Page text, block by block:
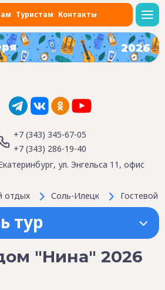
Туристам Контакты
2026
+7 (343) 345-67-05
+7 (343) 286-19-40
ул. Энгельса 11, офис
отдых Соль-Илецк Гостевой
тур
"Нина" 2026